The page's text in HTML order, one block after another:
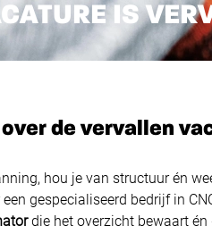
IS
de vervallen
hou je van structuur én
gespecialiseerd bedrijf in
die het overzicht bewaart